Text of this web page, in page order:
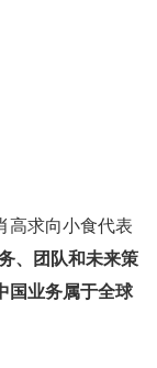
高求向小食代表
、团队和未来策
国业务属于全球